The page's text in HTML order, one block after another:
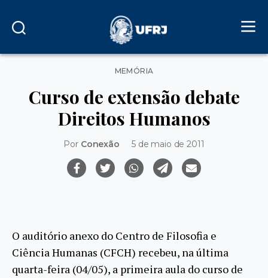
Categorias
MEMÓRIA
Curso de extensão debate
Direitos Humanos
Por Conexão 5 de maio de 2011
O auditório anexo do Centro de Filosofia e
Ciência Humanas (CFCH) recebeu, na última
quarta-feira (04/05), a primeira aula do curso de